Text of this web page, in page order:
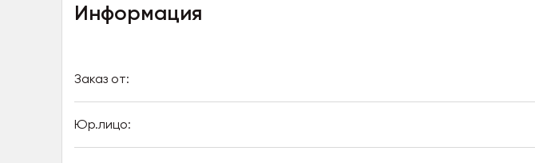
Информация
Заказ от:
Юр.лицо: